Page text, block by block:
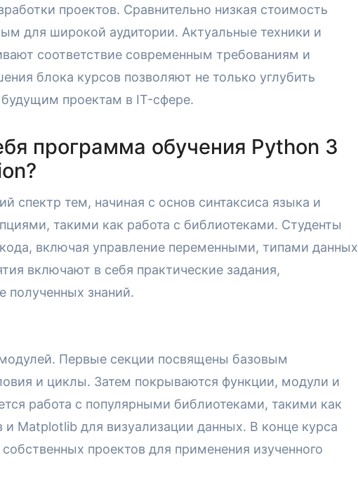
проектов. Сравнительно низкая стоимость
для широкой аудитории. Актуальные техники и
соответствие современным требованиям и
блока курсов позволяют не только углубить
будущим проектам в IT-сфере.
программа обучения Python 3
спектр тем, начиная с основ синтаксиса языка и
такими как работа с библиотеками. Студенты
включая управление переменными, типами данных
включают в себя практические задания,
полученных знаний.
Первые секции посвящены базовым
и циклы. Затем покрываются функции, модули и
работа с популярными библиотеками, такими как
и Matplotlib для визуализации данных. В конце курса
проектов для применения изученного